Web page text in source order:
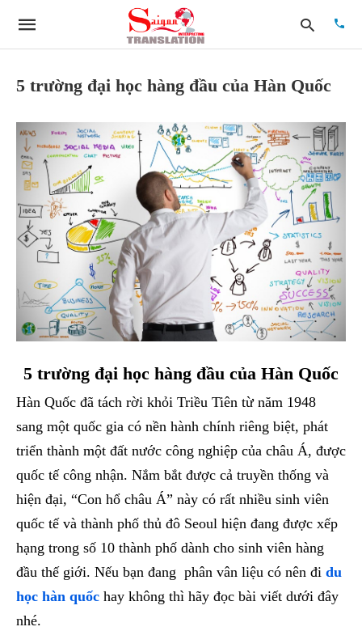
Type
your
and
5 trường đại học hàng đầu của Hàn Quốc
5 trường đại học hàng đầu của Hàn Quốc
Hàn Quốc đã tách rời khỏi Triều Tiên từ năm 1948
sang một quốc gia có nền hành chính riêng biệt, phát
triển thành một đất nước công nghiệp của châu Á, được
quốc tế công nhận. Nắm bắt được cả truyền thống và
hiện đại, “Con hổ châu Á” này có rất nhiều sinh viên
quốc tế và thành phố thủ đô Seoul hiện đang được xếp
hạng trong số 10 thành phố dành cho sinh viên hàng
đầu thế giới. Nếu bạn đang phân vân liệu có nên đi du
học hàn quốc hay không thì hãy đọc bài viết dưới đây
nhé.